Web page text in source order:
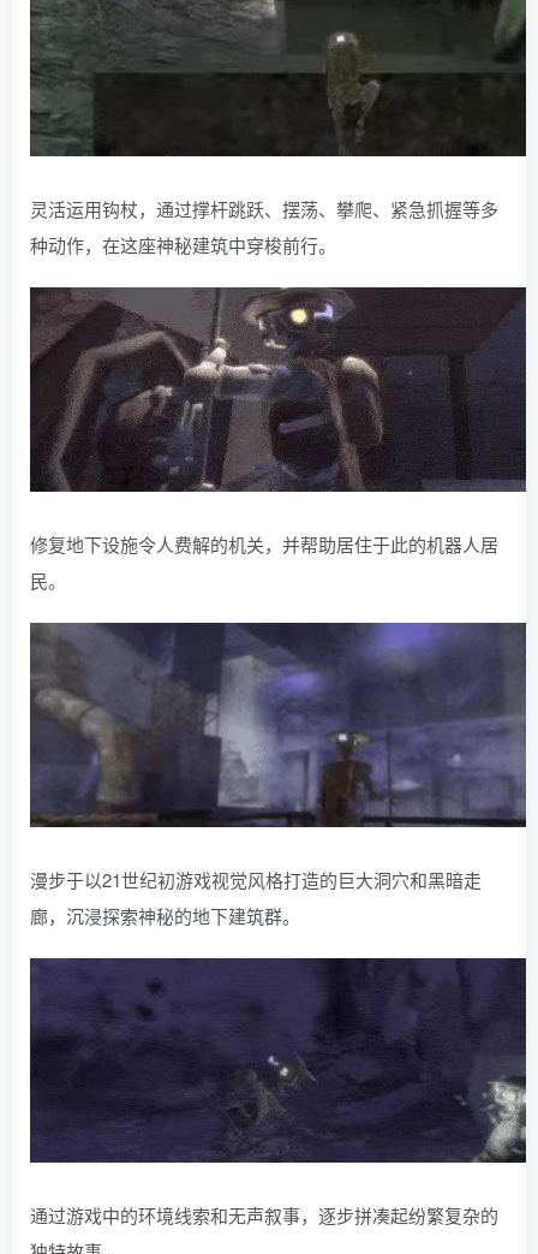
灵活运用钩杖，通过撑杆跳跃、摆荡、攀爬、紧急抓握等多
种动作，在这座神秘建筑中穿梭前行。
修复地下设施令人费解的机关，并帮助居住于此的机器人居
民。
漫步于以21世纪初游戏视觉风格打造的巨大洞穴和黑暗走
廊，沉浸探索神秘的地下建筑群。
通过游戏中的环境线索和无声叙事，逐步拼凑起纷繁复杂的